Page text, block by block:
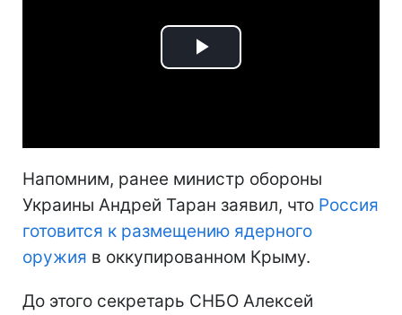
Play
Напомним, ранее министр обороны
Украины Андрей Таран заявил, что Россия
готовится к размещению ядерного
оружия в оккупированном Крыму.
До этого секретарь СНБО Алексей